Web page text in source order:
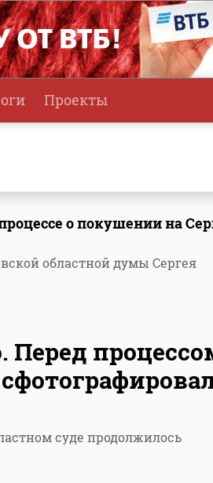
Проекты
о покушении на
областной думы Сергея
Перед
суде продолжилось